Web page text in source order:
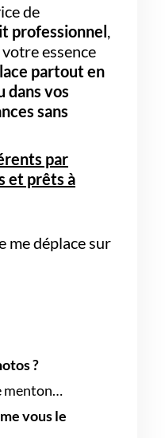
de
professionnel
essence
partout en
dans vos
sans
par
et prêts à
me déplace sur
?
menton…
vous le